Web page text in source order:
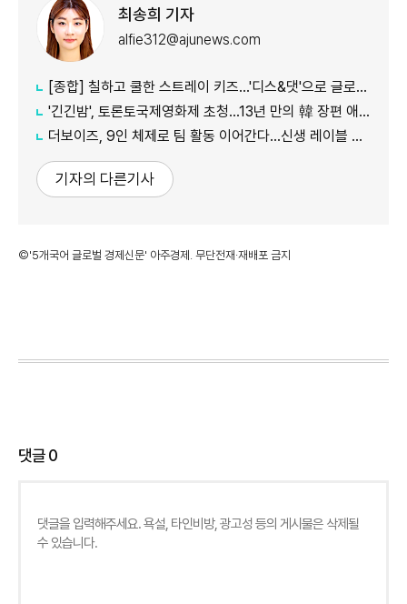
최송희 기자
alfie312@ajunews.com
[종합] 칠하고 쿨한 스트레이 키즈…'디스&댓'으로 글로벌 질주
'긴긴밤', 토론토국제영화제 초청…13년 만의 韓 장편 애니
더보이즈, 9인 체제로 팀 활동 이어간다…신생 레이블 계약 완료
기자의 다른기사
©'5개국어 글로벌 경제신문' 아주경제. 무단전재·재배포 금지
댓글0